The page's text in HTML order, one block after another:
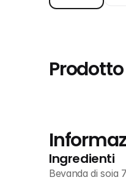
Ingredienti
Bevanda di soia